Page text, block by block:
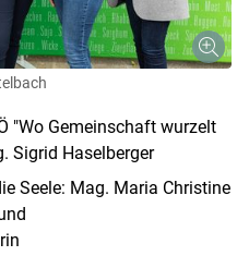
"Wo Gemeinschaft wurzelt
Sigrid Haselberger
Seele: Mag. Maria Christine